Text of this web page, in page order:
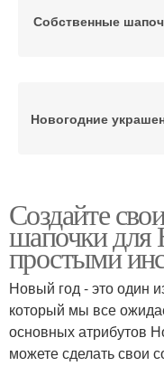
Собственные
Новогодние
Шапочки из ткани
Шапочки из
Создайте
шапочки для
простыми
Новый год - это один
который мы все
основных атрибутов
можете сделать свои